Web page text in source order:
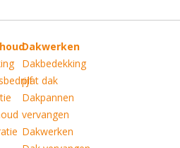
Dakwerken
Dakbedekking
plat dak
Dakpannen
vervangen
Dakwerken